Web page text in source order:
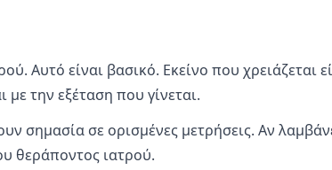
Αυτό είναι βασικό. Εκείνο που χρειάζεται
την εξέταση που γίνεται.
σημασία σε ορισμένες μετρήσεις. Αν
θεράποντος ιατρού.